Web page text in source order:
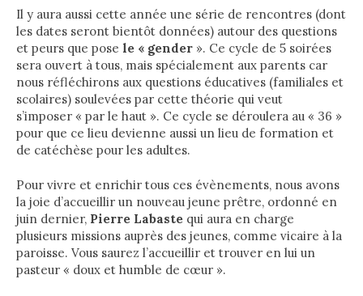
Il y aura aussi cette année une série de rencontres (dont
les dates seront bientôt données) autour des questions
et peurs que pose le « gender ». Ce cycle de 5 soirées
sera ouvert à tous, mais spécialement aux parents car
nous réfléchirons aux questions éducatives (familiales et
scolaires) soulevées par cette théorie qui veut
s’imposer « par le haut ». Ce cycle se déroulera au « 36 »
pour que ce lieu devienne aussi un lieu de formation et
de catéchèse pour les adultes.
Pour vivre et enrichir tous ces évènements, nous avons
la joie d’accueillir un nouveau jeune prêtre, ordonné en
juin dernier, Pierre Labaste qui aura en charge
plusieurs missions auprès des jeunes, comme vicaire à la
paroisse. Vous saurez l’accueillir et trouver en lui un
pasteur « doux et humble de cœur ».